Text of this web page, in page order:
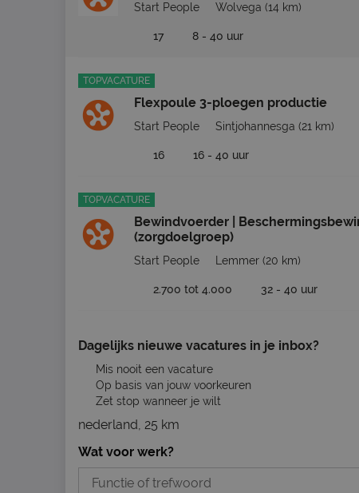
Start People Wolvega (14 km)
17 8 - 40 uur
TOPVACATURE
Flexpoule 3-ploegen productie
Start People Sintjohannesga (21 km)
16 16 - 40 uur
TOPVACATURE
Bewindvoerder |
(zorgdoelgroep)
Start People Lemmer (20 km)
2.700 tot 4.000 32 - 40 uur
Dagelijks nieuwe vacatures in je inbox?
Mis nooit een vacature
Op basis van jouw voorkeuren
Zet stop wanneer je wilt
nederland, 25 km
Wat voor werk?